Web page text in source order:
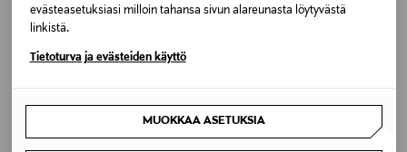
evästeasetuksiasi milloin tahansa sivun alareunasta löytyvästä
linkistä.
Tietoturva ja evästeiden käyttö
MUOKKAA ASETUKSIA
* Full HD 30P -video
* SD/SDHC/SDXC-korttipaikka
* HDMI-micro-liitäntä
PENTAX
ALE –13%
CANON